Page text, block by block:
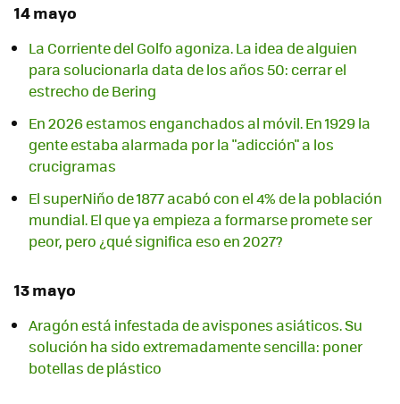
14 mayo
La Corriente del Golfo agoniza. La idea de alguien
para solucionarla data de los años 50: cerrar el
estrecho de Bering
En 2026 estamos enganchados al móvil. En 1929 la
gente estaba alarmada por la "adicción" a los
crucigramas
El superNiño de 1877 acabó con el 4% de la población
mundial. El que ya empieza a formarse promete ser
peor, pero ¿qué significa eso en 2027?
13 mayo
Aragón está infestada de avispones asiáticos. Su
solución ha sido extremadamente sencilla: poner
botellas de plástico